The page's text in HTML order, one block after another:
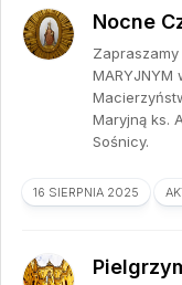
Nocne
Zapraszamy
MARYJNYM
Maryjną ks.
Sośnicy.
16 SIERPNIA 2025